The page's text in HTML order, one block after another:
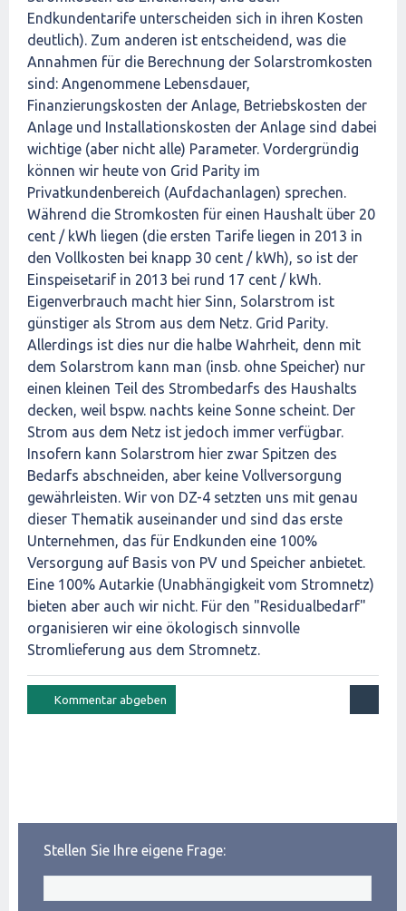
Endkundentarife unterscheiden sich in ihren Kosten
deutlich). Zum anderen ist entscheidend, was die
Annahmen für die Berechnung der Solarstromkosten
sind: Angenommene Lebensdauer,
Finanzierungskosten der Anlage, Betriebskosten der
Anlage und Installationskosten der Anlage sind dabei
wichtige (aber nicht alle) Parameter. Vordergründig
können wir heute von Grid Parity im
Privatkundenbereich (Aufdachanlagen) sprechen.
Während die Stromkosten für einen Haushalt über 20
cent / kWh liegen (die ersten Tarife liegen in 2013 in
den Vollkosten bei knapp 30 cent / kWh), so ist der
Einspeisetarif in 2013 bei rund 17 cent / kWh.
Eigenverbrauch macht hier Sinn, Solarstrom ist
günstiger als Strom aus dem Netz. Grid Parity.
Allerdings ist dies nur die halbe Wahrheit, denn mit
dem Solarstrom kann man (insb. ohne Speicher) nur
einen kleinen Teil des Strombedarfs des Haushalts
decken, weil bspw. nachts keine Sonne scheint. Der
Strom aus dem Netz ist jedoch immer verfügbar.
Insofern kann Solarstrom hier zwar Spitzen des
Bedarfs abschneiden, aber keine Vollversorgung
gewährleisten. Wir von DZ-4 setzten uns mit genau
dieser Thematik auseinander und sind das erste
Unternehmen, das für Endkunden eine 100%
Versorgung auf Basis von PV und Speicher anbietet.
Eine 100% Autarkie (Unabhängigkeit vom Stromnetz)
bieten aber auch wir nicht. Für den "Residualbedarf"
organisieren wir eine ökologisch sinnvolle
Stromlieferung aus dem Stromnetz.
Stellen Sie Ihre eigene Frage: